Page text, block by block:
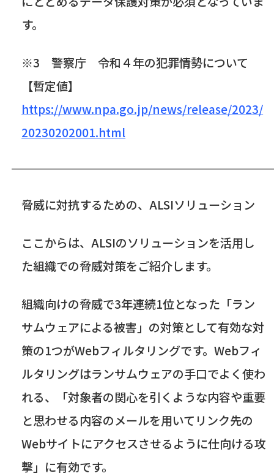
す。
※3 警察庁 令和４年の犯罪情勢について
【暫定値】
https://www.npa.go.jp/news/release/2023/
20230202001.html
脅威に対抗するための、ALSIソリューション
ここからは、ALSIのソリューションを活用し
た組織での脅威対策をご紹介します。
組織向けの脅威で3年連続1位となった「ラン
サムウェアによる被害」の対策として有効な対
策の1つがWebフィルタリングです。Webフィ
ルタリングはランサムウェアの手口でよく使わ
れる、「対象者の関心を引くような内容や重要
と思わせる内容のメールを用いてリンク先の
Webサイトにアクセスさせるように仕向ける攻
撃」に有効です。